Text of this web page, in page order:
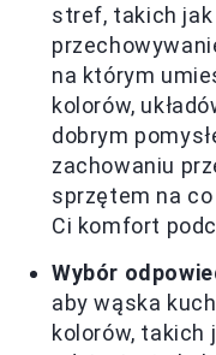
stref, takich
na którym
kolorów,
dobrym
zachowaniu
sprzętem na
Ci komfort
Wybór
aby wąska
kolorów, takich